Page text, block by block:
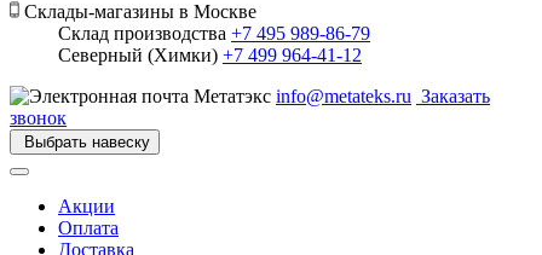
Склады-магазины в Москве
Склад производства +7 495 989-86-79
Северный (Химки) +7 499 964-41-12
info@metateks.ru Заказать
звонок
Выбрать навеску
Акции
Оплата
Доставка